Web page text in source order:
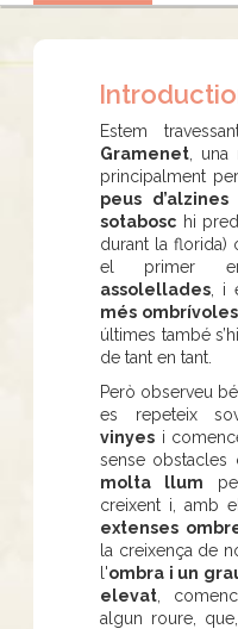
Estem
Gramenet ,
principalment per
peus d’alzines
sotabosc hi
durant la florida)
el primer
assolellades , i
més
últimes també
de tant en tant.
Però observeu
es repeteix
vinyes i
sense obstacles
molta llum
creixent i, amb
extenses
la creixença de
l'ombra i un
elevat ,
algun roure,